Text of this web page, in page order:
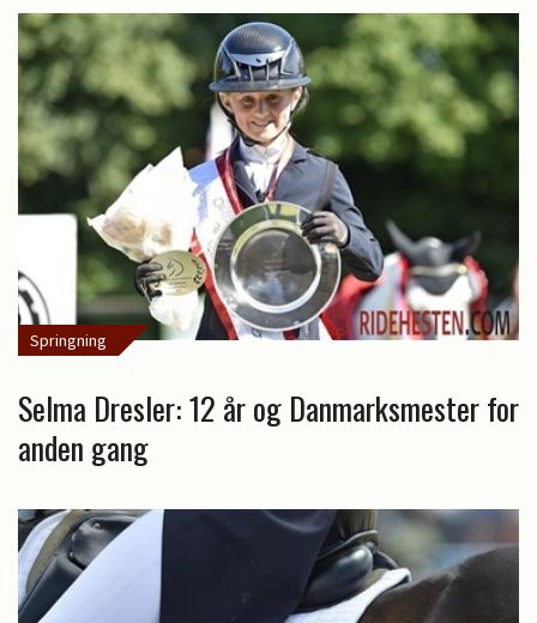
Springning
Selma Dresler: 12 år og Danmarksmester for
anden gang